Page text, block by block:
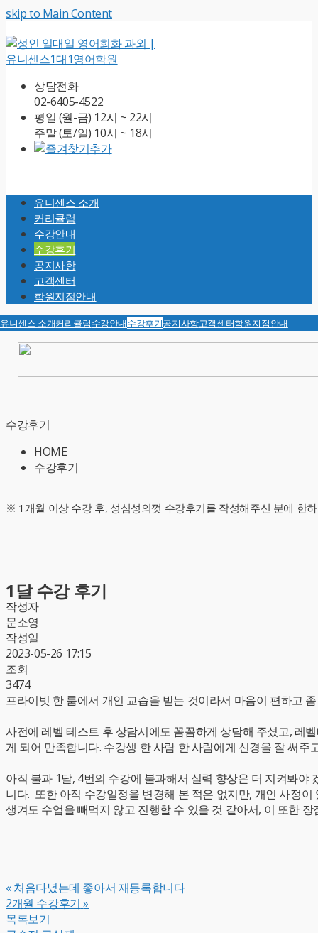
skip to Main Content
상담전화
02-6405-4522
평일 (월-금) 12시 ~ 22시
주말 (토/일) 10시 ~ 18시
Menu유니센스 소개
커리큘럼
수강안내
수강후기
공지사항
고객센터
학원지점안내
유니센스 소개커리큘럼수강안내수강후기공지사항고객센터학원지점안내
수강후기
HOME
수강후기
※ 1개월 이상 수강 후, 성심성의껏 수강후기를 작성해주신 분에 한
1달 수강 후기
작성자
문소영
작성일
2023-05-26 17:15
조회
3474
프라이빗 한 룸에서 개인 교습을 받는 것이라서 마음이 편하고
사전에 레벨 테스트 후 상담시에도 꼼꼼하게 상담해 주셨고, 레
게 되어 만족합니다. 수강생 한 사람 한 사람에게 신경을 잘 써주
아직 불과 1달, 4번의 수강에 불과해서 실력 향상은 더 지켜봐
니다. 또한 아직 수강일정을 변경해 본 적은 없지만, 개인 사정
생겨도 수업을 빼먹지 않고 진행할 수 있을 것 같아서, 이 또한
«처음다녔는데 좋아서 재등록합니다
2개월 수강후기 »
목록보기